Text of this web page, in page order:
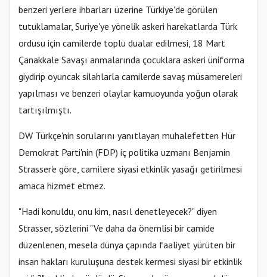
benzeri yerlere ihbarları üzerine Türkiye'de görülen
tutuklamalar, Suriye'ye yönelik askeri harekatlarda Türk
ordusu için camilerde toplu dualar edilmesi, 18 Mart
Çanakkale Savaşı anmalarında çocuklara askeri üniforma
giydirip oyuncak silahlarla camilerde savaş müsamereleri
yapılması ve benzeri olaylar kamuoyunda yoğun olarak
tartışılmıştı.
DW Türkçe'nin sorularını yanıtlayan muhalefetten Hür
Demokrat Parti'nin (FDP) iç politika uzmanı Benjamin
Strasser'e göre, camilere siyasi etkinlik yasağı getirilmesi
amaca hizmet etmez.
"Hadi konuldu, onu kim, nasıl denetleyecek?" diyen
Strasser, sözlerini "Ve daha da önemlisi bir camide
düzenlenen, mesela dünya çapında faaliyet yürüten bir
insan hakları kuruluşuna destek kermesi siyasi bir etkinlik